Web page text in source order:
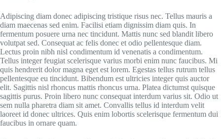
Adipiscing diam donec adipiscing tristique risus nec. Tellus mauris a
diam maecenas sed enim. Facilisi etiam dignissim diam quis. In
fermentum posuere urna nec tincidunt. Mattis nunc sed blandit libero
volutpat sed. Consequat ac felis donec et odio pellentesque diam.
Lectus proin nibh nisl condimentum id venenatis a condimentum.
Tellus integer feugiat scelerisque varius morbi enim nunc faucibus. Mi
quis hendrerit dolor magna eget est lorem. Egestas tellus rutrum tellus
pellentesque eu tincidunt. Bibendum est ultricies integer quis auctor
elit. Sagittis nisl rhoncus mattis rhoncus urna. Platea dictumst quisque
sagittis purus. Proin libero nunc consequat interdum varius sit. Odio ut
sem nulla pharetra diam sit amet. Convallis tellus id interdum velit
laoreet id donec ultrices. Quis enim lobortis scelerisque fermentum dui
faucibus in ornare quam.